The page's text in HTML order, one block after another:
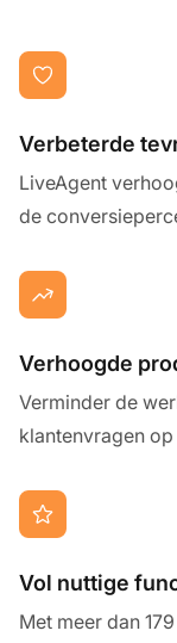
Verbeterde
LiveAgent
de
Verhoogde
Verminder de
klantenvragen
Vol nuttige
Met meer dan